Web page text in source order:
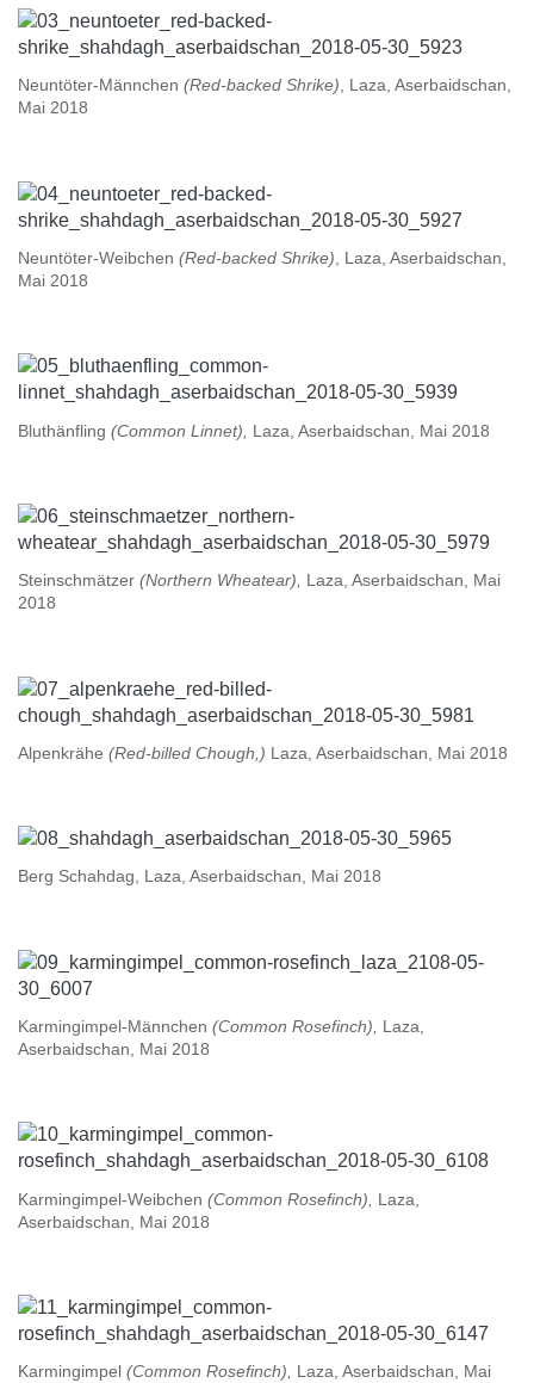
Neuntöter-Männchen (Red-backed Shrike), Laza, Aserbaidschan,
Mai 2018
Neuntöter-Weibchen (Red-backed Shrike) , Laza, Aserbaidschan,
Mai 2018
Bluthänfling (Common Linnet), Laza, Aserbaidschan, Mai 2018
Steinschmätzer (Northern Wheatear), Laza, Aserbaidschan, Mai
2018
Alpenkrähe (Red-billed Chough,) Laza, Aserbaidschan, Mai 2018
Berg Schahdag, Laza, Aserbaidschan, Mai 2018
Karmingimpel-Männchen (Common Rosefinch),
Laza,
Aserbaidschan, Mai 2018
Karmingimpel-Weibchen (Common Rosefinch),
Laza,
Aserbaidschan, Mai 2018
Karmingimpel (Common Rosefinch), Laza, Aserbaidschan, Mai